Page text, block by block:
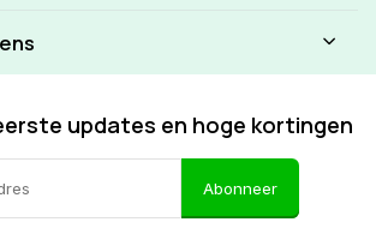
updates en hoge kortingen
Abonneer